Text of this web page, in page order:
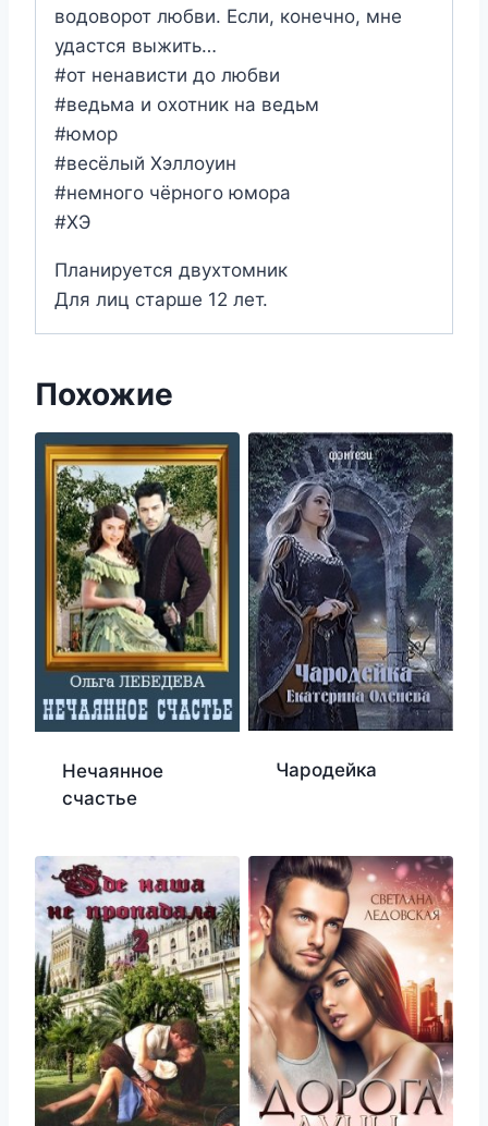
водоворот любви. Если, конечно, мне
удастся выжить…
#от ненависти до любви
#ведьма и охотник на ведьм
#юмор
#весёлый Хэллоуин
#немного чёрного юмора
#ХЭ
Планируется двухтомник
Для лиц старше 12 лет.
Похожие
Нечаянное
счастье
Чародейка